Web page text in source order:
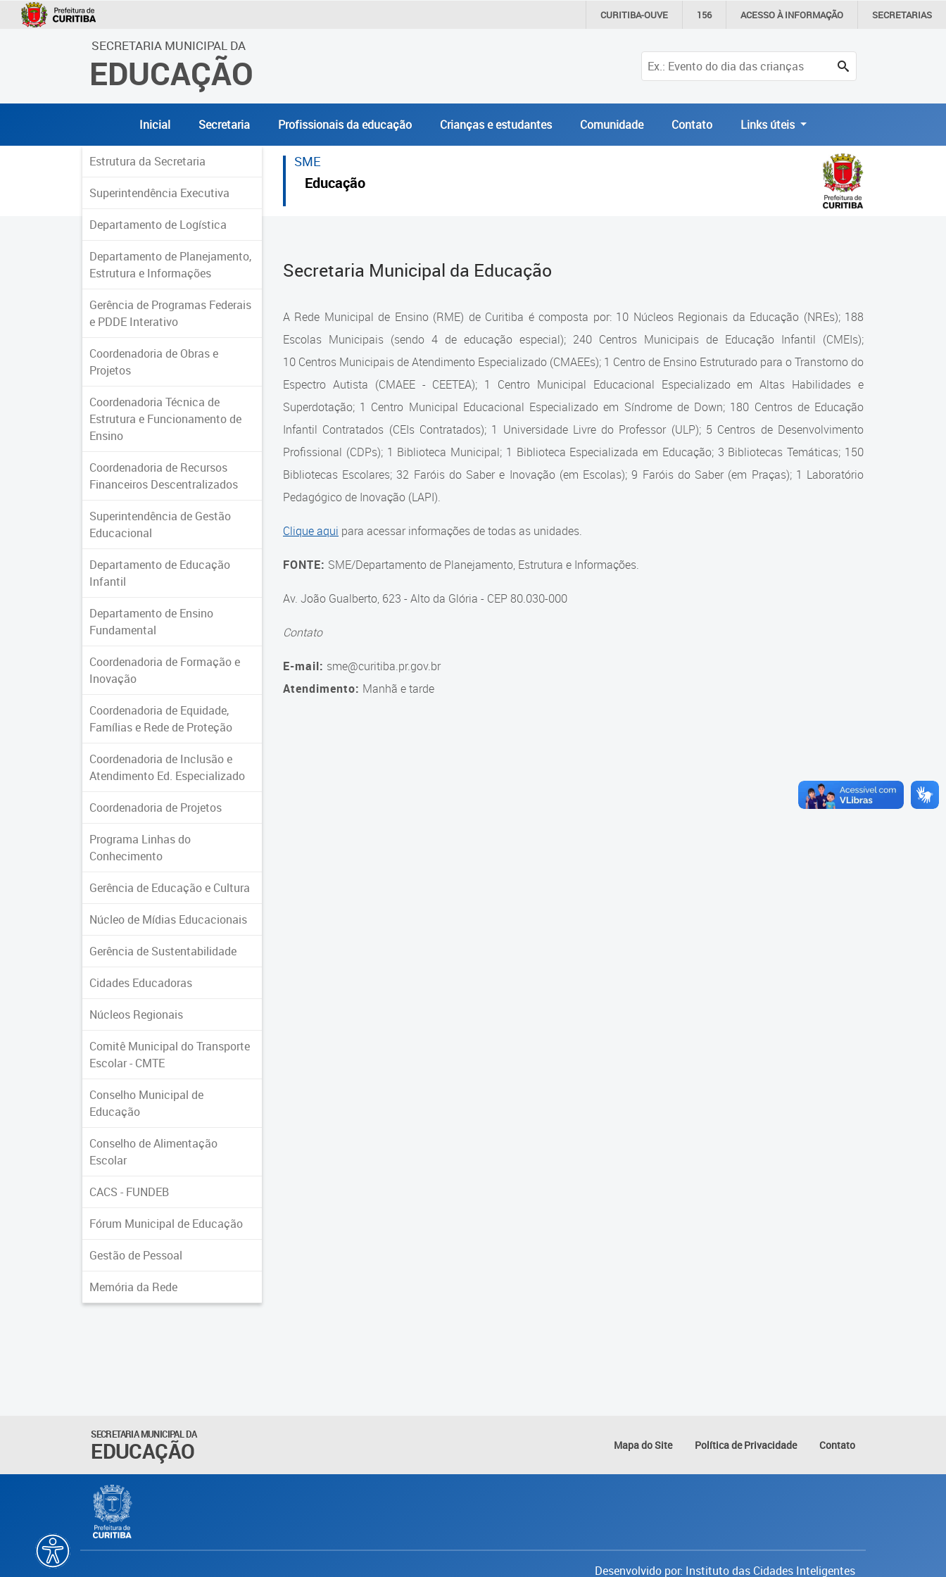
CURITIBA-OUVE 156 ACESSO ÀINFORMAÇÃO SECRETARIAS
SECRETARIA MUNICIPAL DA
EDUCAÇÃO
Inicial Secretaria Profissionais da educação Crianças e estudantes Comunidade Contato Links úteis
Estrutura da Secretaria
Superintendência Executiva
Departamento de Logística
Departamento de Planejamento,
Estrutura e Informações
Gerência de Programas Federais
e PDDE Interativo
Coordenadoria de Obras e
Projetos
Coordenadoria Técnica de
Estrutura e Funcionamento de
Ensino
Coordenadoria de Recursos
Financeiros Descentralizados
Superintendência de Gestão
Educacional
Departamento de Educação
Infantil
Departamento de Ensino
Fundamental
Coordenadoria de Formação e
Inovação
Coordenadoria de Equidade,
Famílias e Rede de Proteção
Coordenadoria de Inclusão e
Atendimento Ed. Especializado
Coordenadoria de Projetos
Programa Linhas do
Conhecimento
Gerência de Educação e Cultura
Núcleo de Mídias Educacionais
Gerência de Sustentabilidade
Cidades Educadoras
Núcleos Regionais
Comitê Municipal do Transporte
Escolar - CMTE
Conselho Municipal de
Educação
Conselho de Alimentação
Escolar
CACS - FUNDEB
Fórum Municipal de Educação
Gestão de Pessoal
Memória da Rede
SME
Educação
Secretaria Municipal da Educação
A Rede Municipal de Ensino (RME) de Curitiba é composta por: 10 Núcleos Regionais da Educação (NREs); 188
Escolas Municipais (sendo 4 de educação especial); 240 Centros Municipais de Educação Infantil (CMEIs);
10 Centros Municipais de Atendimento Especializado (CMAEEs); 1 Centro de Ensino Estruturado para o Transtorno do
Espectro Autista (CMAEE - CEETEA); 1 Centro Municipal Educacional Especializado em Altas Habilidades e
Superdotação; 1 Centro Municipal Educacional Especializado em Síndrome de Down; 180 Centros de Educação
Infantil Contratados (CEIs Contratados); 1 Universidade Livre do Professor (ULP); 5 Centros de Desenvolvimento
Profissional (CDPs); 1 Biblioteca Municipal; 1 Biblioteca Especializada em Educação; 3 Bibliotecas Temáticas; 150
Bibliotecas Escolares; 32 Faróis do Saber e Inovação (em Escolas); 9 Faróis do Saber (em Praças); 1 Laboratório
Pedagógico de Inovação (LAPI).
Clique aqui para acessar informações de todas as unidades.
FONTE: SME/Departamento de Planejamento, Estrutura e Informações.
Av. João Gualberto, 623 - Alto da Glória - CEP 80.030-000
Contato
E-mail: sme@curitiba.pr.gov.br
Atendimento: Manhã e tarde
SECRETARIA MUNICIPAL DA
EDUCAÇÃO Mapa do Site Política de Privacidade Contato
Desenvolvido por: Instituto das Cidades Inteligentes